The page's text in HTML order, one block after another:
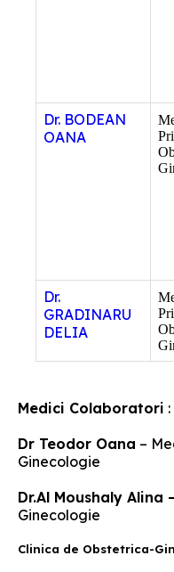
Dr. BODEAN
OANA
Dr.
GRADINARU
DELIA
Medici Colaboratori :
Dr Teodor Oana –
Ginecologie
Dr.Al Moushaly Alina –
Ginecologie
Clinica de Obstetrica-